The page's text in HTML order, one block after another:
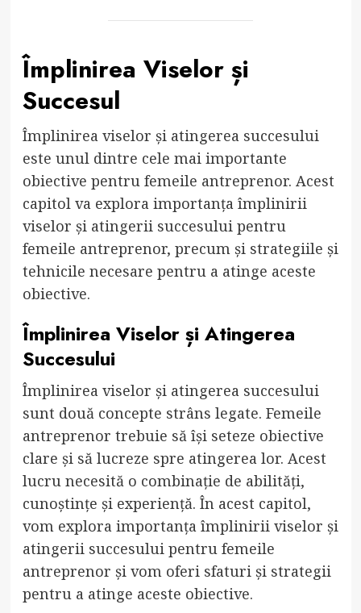
Împlinirea Viselor și
Succesul
Împlinirea viselor și atingerea succesului
este unul dintre cele mai importante
obiective pentru femeile antreprenor. Acest
capitol va explora importanța împlinirii
viselor și atingerii succesului pentru
femeile antreprenor, precum și strategiile și
tehnicile necesare pentru a atinge aceste
obiective.
Împlinirea Viselor și Atingerea
Succesului
Împlinirea viselor și atingerea succesului
sunt două concepte strâns legate. Femeile
antreprenor trebuie să își seteze obiective
clare și să lucreze spre atingerea lor. Acest
lucru necesită o combinație de abilități,
cunoștințe și experiență. În acest capitol,
vom explora importanța împlinirii viselor și
atingerii succesului pentru femeile
antreprenor și vom oferi sfaturi și strategii
pentru a atinge aceste obiective.